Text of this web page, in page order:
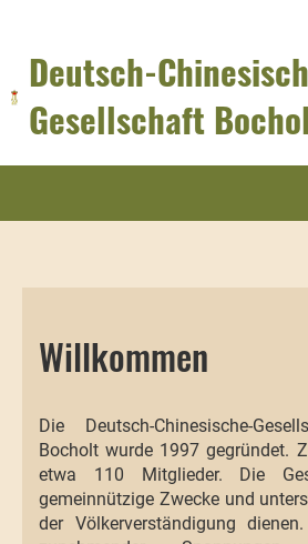
Deutsch-
Gesellschaft
Willkommen
Die Deutsch-Chinesische-
Bocholt wurde 1997 gegründet.
etwa 110 Mitglieder. Die
gemeinnützige Zwecke und
der Völkerverständigung